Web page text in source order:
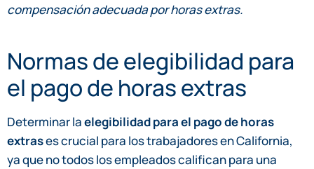
compensación adecuada por horas extras.
Normas de elegibilidad para
el pago de horas extras
Determinar laelegibilidad para el pago de horas
extrases crucial para los trabajadores en California,
ya que no todos los empleados califican para una